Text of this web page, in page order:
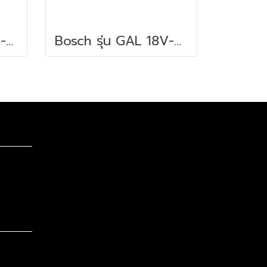
Bosch รุ่น GAX 18V-30 แท่นชาร์จเร็ว 12-18โวลต์ 2 ช่องเสียบ (10.8/12/14.4/18 V) (1600A011A9) Bosch รุ่น GAL 18V-40 แท่นชาร์จเร็ว 18 V. (1600A019RJ)